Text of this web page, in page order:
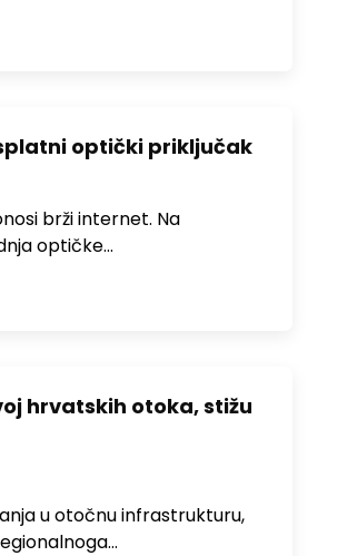
optički priključak
brži internet. Na
optičke…
hrvatskih otoka, stižu
u otočnu infrastrukturu,